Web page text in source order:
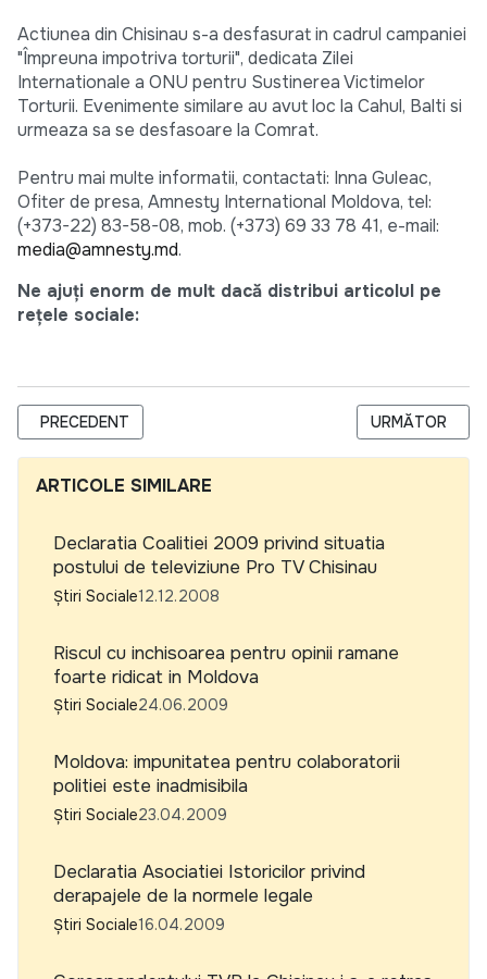
Actiunea din Chisinau s-a desfasurat in cadrul campaniei
"Împreuna impotriva torturii", dedicata Zilei
Internationale a ONU pentru Sustinerea Victimelor
Torturii. Evenimente similare au avut loc la Cahul, Balti si
urmeaza sa se desfasoare la Comrat.
Pentru mai multe informatii, contactati: Inna Guleac,
Ofiter de presa, Amnesty International Moldova, tel:
(+373-22) 83-58-08, mob. (+373) 69 33 78 41, e-mail:
media@amnesty.md.
Ne ajuți enorm de mult dacă distribui articolul pe
rețele sociale:
ARTICOL PRECEDENT: THE ANSWER OF ACI HYDE PARK TO
PRECEDENT ARTICOLUL
URMĂTOR
ARTICOLE SIMILARE
Declaratia Coalitiei 2009 privind situatia
postului de televiziune Pro TV Chisinau
Știri Sociale12.12.2008
Riscul cu inchisoarea pentru opinii ramane
foarte ridicat in Moldova
Știri Sociale24.06.2009
Moldova: impunitatea pentru colaboratorii
politiei este inadmisibila
Știri Sociale23.04.2009
Declaratia Asociatiei Istoricilor privind
derapajele de la normele legale
Știri Sociale16.04.2009